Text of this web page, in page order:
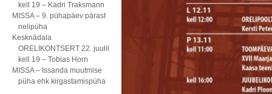
kell 19 – Kadri Traksmann
MISSA – 9. pühapäev pärast
nelipüha
Kesknädala
ORELIKONTSERT 22. juulil
kell 19 – Tobias Horn
MISSA – Issanda muutmise
püha ehk kirgastamispüha